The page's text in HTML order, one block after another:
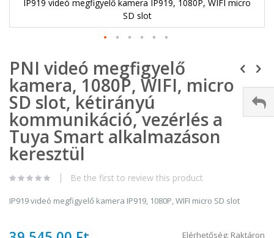
IP919 videó megfigyelő kamera IP919, 1080P, WIFI micro
SD slot
a
képgaléria
elejére
PNI videó megfigyelő
kamera, 1080P, WIFI, micro
SD slot, kétirányú
kommunikáció, vezérlés a
Tuya Smart alkalmazáson
keresztül
Be the first to review this product
IP919 videó megfigyelő kamera IP919, 1080P, WIFI micro SD slot
Elérhetőség: Raktáron